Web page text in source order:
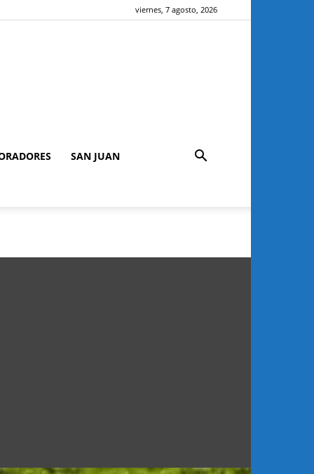
viernes, 7 agosto, 2026
SAN JUAN